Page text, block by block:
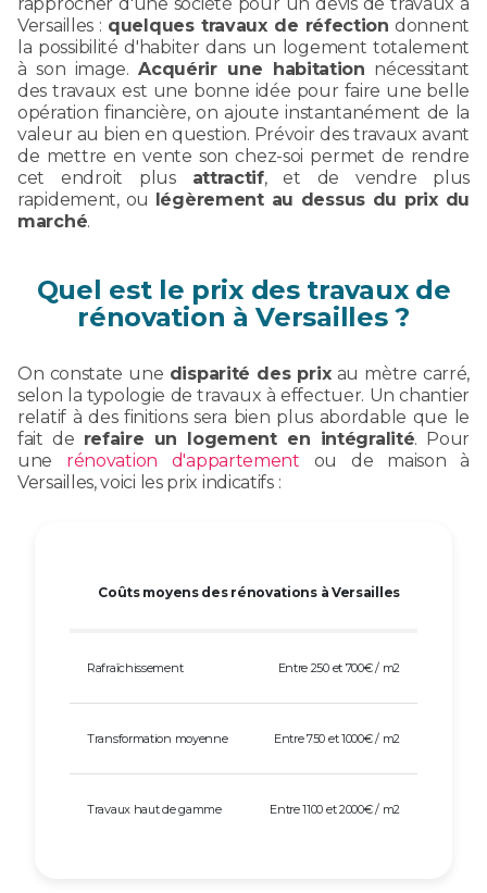
Versailles : quelques travaux de réfection donnent
la possibilité d'habiter dans un logement totalement
à son image.Acquérir une habitation nécessitant
des travaux est une bonne idée pour faire une belle
opération financière, on ajoute instantanément de la
valeur au bien en question. Prévoir des travaux avant
de mettre en vente son chez-soi permet de rendre
cet endroit plus attractif, et de vendre plus
rapidement, ou légèrement au dessus du prix du
marché.
Quel est le prix des travaux de
rénovation à Versailles ?
On constate une disparité des prixau mètre carré,
selon la typologie de travaux à effectuer. Un chantier
relatif à des finitions sera bien plus abordable que le
fait de refaire un logement en intégralité. Pour
une rénovation d'appartement ou de maison à
Versailles, voici les prix indicatifs :
Coûts moyens des rénovations à Versailles
Rafraîchissement Entre 250 et 700€ / m2
Transformation moyenne Entre 750 et 1000€ / m2
Travaux haut de gamme Entre 1100 et 2000€ / m2